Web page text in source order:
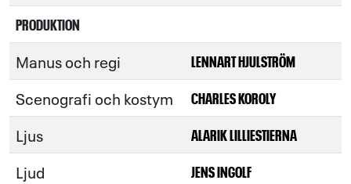
PRODUKTION
Manus och regi LENNART HJULSTRÖM
Scenografi och kostym CHARLES KOROLY
Ljus ALARIK LILLIESTIERNA
Ljud
JENS INGOLF